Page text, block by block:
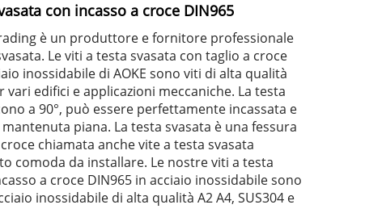
con incasso a croce DIN965
è un produttore e fornitore professionale
Le viti a testa svasata con taglio a croce
inossidabile di AOKE sono viti di alta qualità
edifici e applicazioni meccaniche. La testa
a 90°, può essere perfettamente incassata e
piana. La testa svasata è una fessura
chiamata anche vite a testa svasata
comoda da installare. Le nostre viti a testa
a croce DIN965 in acciaio inossidabile sono
inossidabile di alta qualità A2 A4, SUS304 e